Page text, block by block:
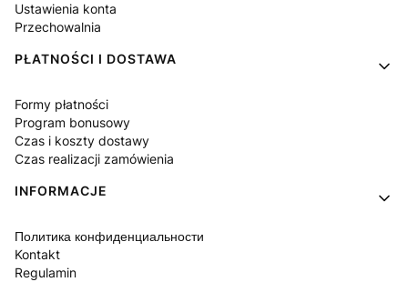
Ustawienia konta
Przechowalnia
PŁATNOŚCI I DOSTAWA
Formy płatności
Program bonusowy
Czas i koszty dostawy
Czas realizacji zamówienia
INFORMACJE
Политика конфиденциальности
Kontakt
Regulamin